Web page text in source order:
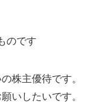
のです
株主優待です。
いしたいです。